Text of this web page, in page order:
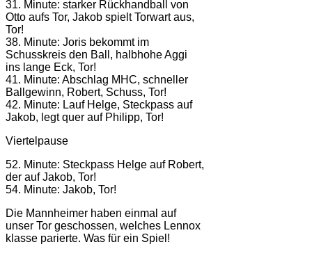
31. Minute: starker Rückhandball von
Otto aufs Tor, Jakob spielt Torwart aus,
Tor!
38. Minute: Joris bekommt im
Schusskreis den Ball, halbhohe Aggi
ins lange Eck, Tor!
41. Minute: Abschlag MHC, schneller
Ballgewinn, Robert, Schuss, Tor!
42. Minute: Lauf Helge, Steckpass auf
Jakob, legt quer auf Philipp, Tor!
Viertelpause
52. Minute: Steckpass Helge auf Robert,
der auf Jakob, Tor!
54. Minute: Jakob, Tor!
Die Mannheimer haben einmal auf
unser Tor geschossen, welches Lennox
klasse parierte. Was für ein Spiel!